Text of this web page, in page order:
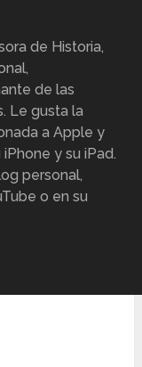
de Historia,
de las
Le gusta la
a Apple y
y su iPad.
personal,
o en su